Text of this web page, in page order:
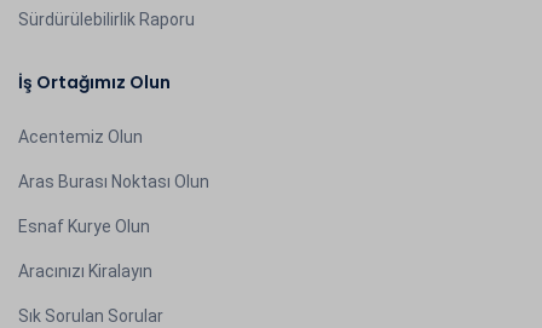
Sürdürülebilirlik Raporu
İş Ortağımız Olun
Acentemiz Olun
Aras Burası Noktası Olun
Esnaf Kurye Olun
Aracınızı Kiralayın
Sık Sorulan Sorular